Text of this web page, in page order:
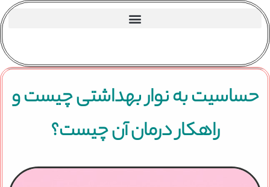
حساسیت به نوار بهداشتی چیست و
راهکار درمان آن چیست؟